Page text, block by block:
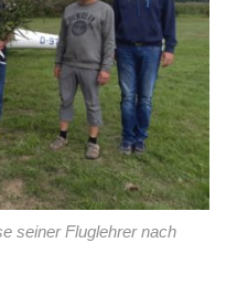
seiner Fluglehrer nach